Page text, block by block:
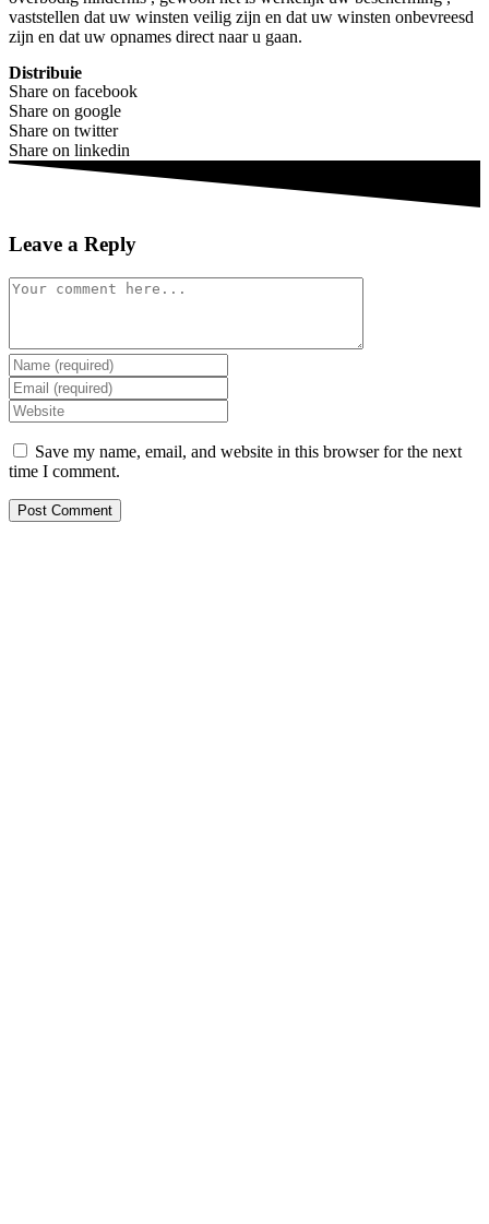
vaststellen dat uw winsten veilig zijn en dat uw winsten onbevreesd
zijn en dat uw opnames direct naar u gaan.
Distribuie
Share on facebook
Share on google
Share on twitter
Share on linkedin
Leave a Reply
Comment
Enter
your
name
or
username
to
comment
Enter
your
email
address
to
comment
Enter
your
website
URL
Save my name, email, and website in this browser for the next
time I comment.